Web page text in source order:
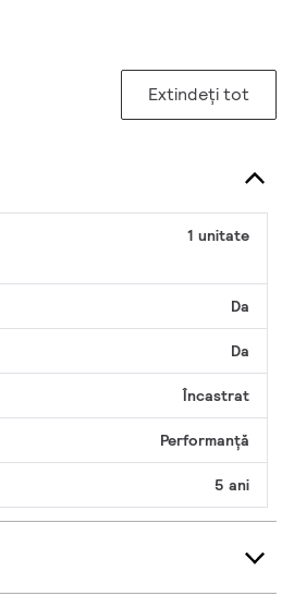
Extindeți tot
1 unitate
Da
Da
Încastrat
Performanță
5 ani